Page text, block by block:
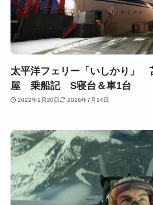
太平洋フェリー「いしかり」
屋 乗船記 S寝台＆車1台
2022年1月20日 2026年7月14日